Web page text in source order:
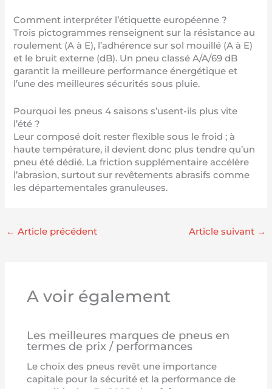
Comment interpréter l’étiquette européenne ?
Trois pictogrammes renseignent sur la résistance au
roulement (A à E), l’adhérence sur sol mouillé (A à E)
et le bruit externe (dB). Un pneu classé A/A/69 dB
garantit la meilleure performance énergétique et
l’une des meilleures sécurités sous pluie.
Pourquoi les pneus 4 saisons s’usent-ils plus vite
l’été ?
Leur composé doit rester flexible sous le froid ; à
haute température, il devient donc plus tendre qu’un
pneu été dédié. La friction supplémentaire accélère
l’abrasion, surtout sur revêtements abrasifs comme
les départementales granuleuses.
← Article précédent Article suivant →
A voir également
Les meilleures marques de pneus en
termes de prix / performances
Le choix des pneus revêt une importance
capitale pour la sécurité et la performance de